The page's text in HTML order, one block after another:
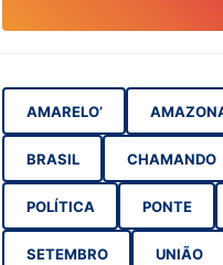
AMARELO’
BRASIL CHAMANDO
POLÍTICA PONTE
SETEMBRO UNIÃO